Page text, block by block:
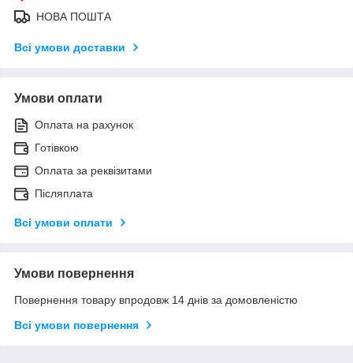
НОВА ПОШТА
Всі умови доставки
Умови оплати
Оплата на рахунок
Готівкою
Оплата за реквізитами
Післяплата
Всі умови оплати
Умови повернення
Повернення товару впродовж 14 днів за домовленістю
Всі умови повернення